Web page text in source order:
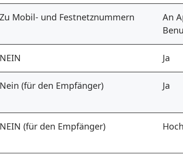
Zu Mobil- und Festnetznummern
An
NEIN Ja
Nein (für den Empfänger) Ja
NEIN (für den Empfänger) Hoch